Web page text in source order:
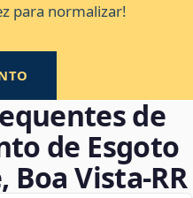
para normalizar!
de
de Esgoto
Vista‑RR